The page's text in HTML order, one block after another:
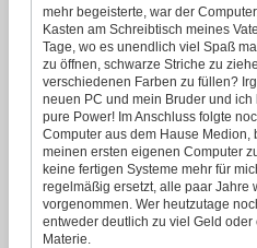
mehr begeisterte, war der
Kasten am Schreibtisch meines
Tage, wo es unendlich viel Spaß
zu öffnen, schwarze Striche zu
verschiedenen Farben zu füllen?
neuen PC und mein Bruder und
pure Power! Im Anschluss folgte
Computer aus dem Hause Medion,
meinen ersten eigenen Computer
keine fertigen Systeme mehr für
regelmäßig ersetzt, alle paar Jahre
vorgenommen. Wer heutzutage
entweder deutlich zu viel Geld
Materie.